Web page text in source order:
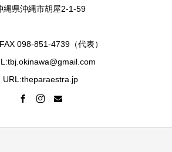
縄県沖縄市胡屋2-1-59
098-851-4739（代表）
URL:theparaestra.jp